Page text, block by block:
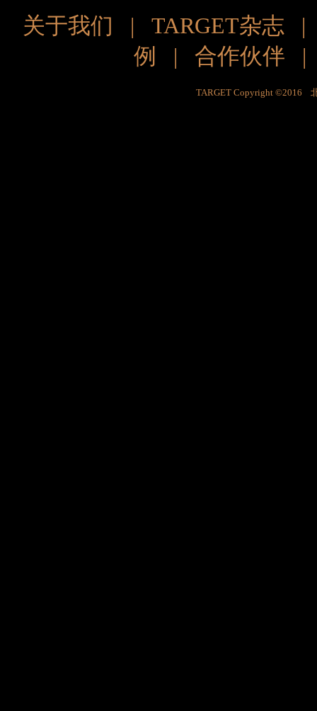
关于我们 | TARGET杂志
例
| 合作伙伴
TARGET Copyright ©2016